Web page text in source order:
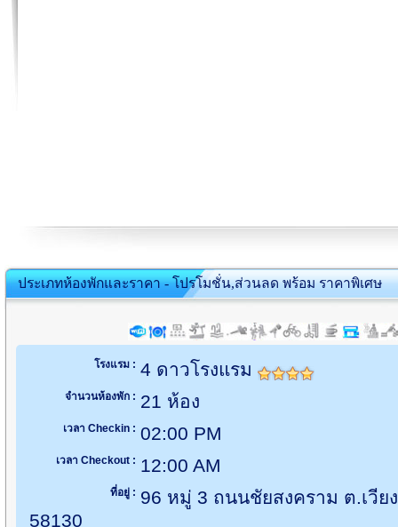
ประเภทห้องพักและราคา - โปรโมชั่น,ส่วนลด พร้อม ราคาพิเศษ
โรงแรม : 4 ดาวโรงแรม
จำนวนห้องพัก : 21 ห้อง
เวลา Checkin : 02:00 PM
เวลา Checkout : 12:00 AM
ที่อยู่ : 96 หมู่ 3 ถนนชัยสงคราม ต.เวีย
58130